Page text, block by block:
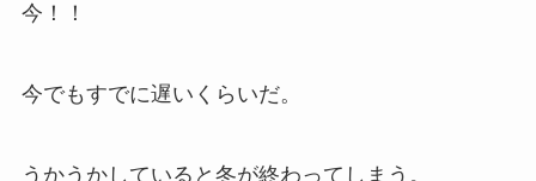
今！！
今でもすでに遅いくらいだ。
うかうかしていると冬が終わってしまう。